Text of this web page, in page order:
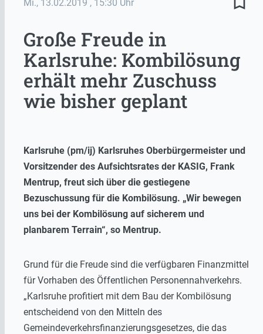
Mi., 13.02.2019 , 15:30 Uhr
Große Freude in
Karlsruhe: Kombilösung
erhält mehr Zuschuss
wie bisher geplant
Karlsruhe (pm/ij) Karlsruhes Oberbürgermeister und
Vorsitzender des Aufsichtsrates der KASIG, Frank
Mentrup, freut sich über die gestiegene
Bezuschussung für die Kombilösung. „Wir bewegen
uns bei der Kombilösung auf sicherem und
planbarem Terrain“, so Mentrup.
Grund für die Freude sind die verfügbaren Finanzmittel
für Vorhaben des Öffentlichen Personennahverkehrs.
„Karlsruhe profitiert mit dem Bau der Kombilösung
entscheidend von den Mitteln des
Gemeindeverkehrsfinanzierungsgesetzes, die das